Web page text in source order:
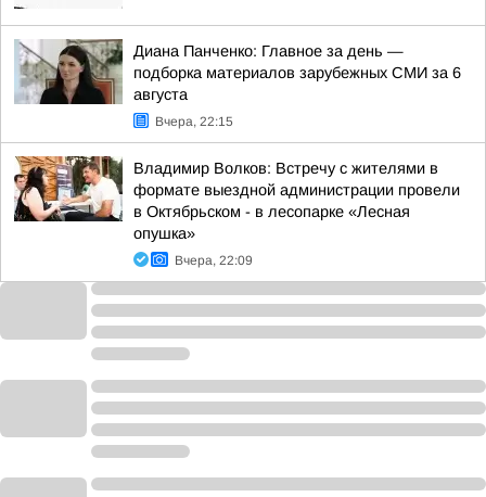
Диана Панченко: Главное за день —
подборка материалов зарубежных СМИ за 6
августа
Вчера, 22:15
Владимир Волков: Встречу с жителями в
формате выездной администрации провели
в Октябрьском - в лесопарке «Лесная
опушка»
Вчера, 22:09